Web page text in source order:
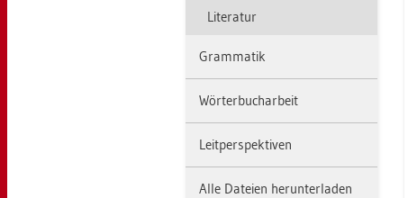
Li­te­ra­tur
Gram­ma­tik
Wör­ter­buch­ar­beit
Leit­per­spek­ti­ven
Alle Da­tei­en her­un­ter­la­den